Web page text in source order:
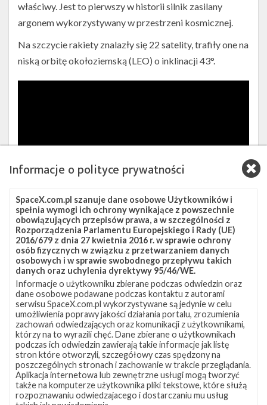
właściwy. Jest to pierwszy w historii silnik zasilany
argonem wykorzystywany w przestrzeni kosmicznej.
Na szczycie rakiety znalazły się 22 satelity, trafiły one na
niską orbitę okołoziemską (LEO) o inklinacji 43°.
Źródła:Next Spaceflight,T.S. Kelso (1),(2)
Szukaj po tematach
ASOG Falcon 9 SLC-40 Starlink
Starlink Group 6-3 Starlink-84
Informacje o polityce prywatności
SpaceX.com.pl szanuje dane osobowe Użytkowników i
spełnia wymogi ich ochrony wynikające z powszechnie
obowiązujących przepisów prawa, a w szczególności z
Rozporządzenia Parlamentu Europejskiego i Rady (UE)
2016/679 z dnia 27 kwietnia 2016 r. w sprawie ochrony
osób fizycznych w związku z przetwarzaniem danych
osobowych i w sprawie swobodnego przepływu takich
danych oraz uchylenia dyrektywy 95/46/WE.
Informacje o użytkowniku zbierane podczas odwiedzin oraz
dane osobowe podawane podczas kontaktu z autorami
serwisu SpaceX.com.pl wykorzystywane są jedynie w celu
umożliwienia poprawy jakości działania portalu, zrozumienia
zachowań odwiedzających oraz komunikacji z użytkownikami,
którzy na to wyrazili chęć. Dane zbierane o użytkownikach
podczas ich odwiedzin zawierają takie informacje jak listę
stron które otworzyli, szczegółowy czas spędzony na
poszczególnych stronach i zachowanie w trakcie przeglądania.
Aplikacja internetowa lub zewnętrzne usługi mogą tworzyć
także na komputerze użytkownika pliki tekstowe, które służą
rozpoznawaniu odwiedzajacego i dostarczaniu mu usług